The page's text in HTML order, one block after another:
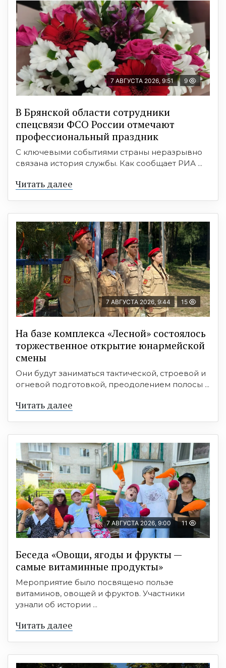
7 АВГУСТА 2026, 9:51 9
В Брянской области сотрудники
спецсвязи ФСО России отмечают
профессиональный праздник
С ключевыми событиями страны неразрывно
связана история службы. Как сообщает РИА ...
Читать далее
7 АВГУСТА 2026, 9:44 15
На базе комплекса «Лесной» состоялось
торжественное открытие юнармейской
смены
Они будут заниматься тактической, строевой и
огневой подготовкой, преодолением полосы ...
Читать далее
7 АВГУСТА 2026, 9:00 11
Беседа «Овощи, ягоды и фрукты —
самые витаминные продукты»
Мероприятие было посвящено пользе
витаминов, овощей и фруктов. Участники
узнали об истории ...
Читать далее